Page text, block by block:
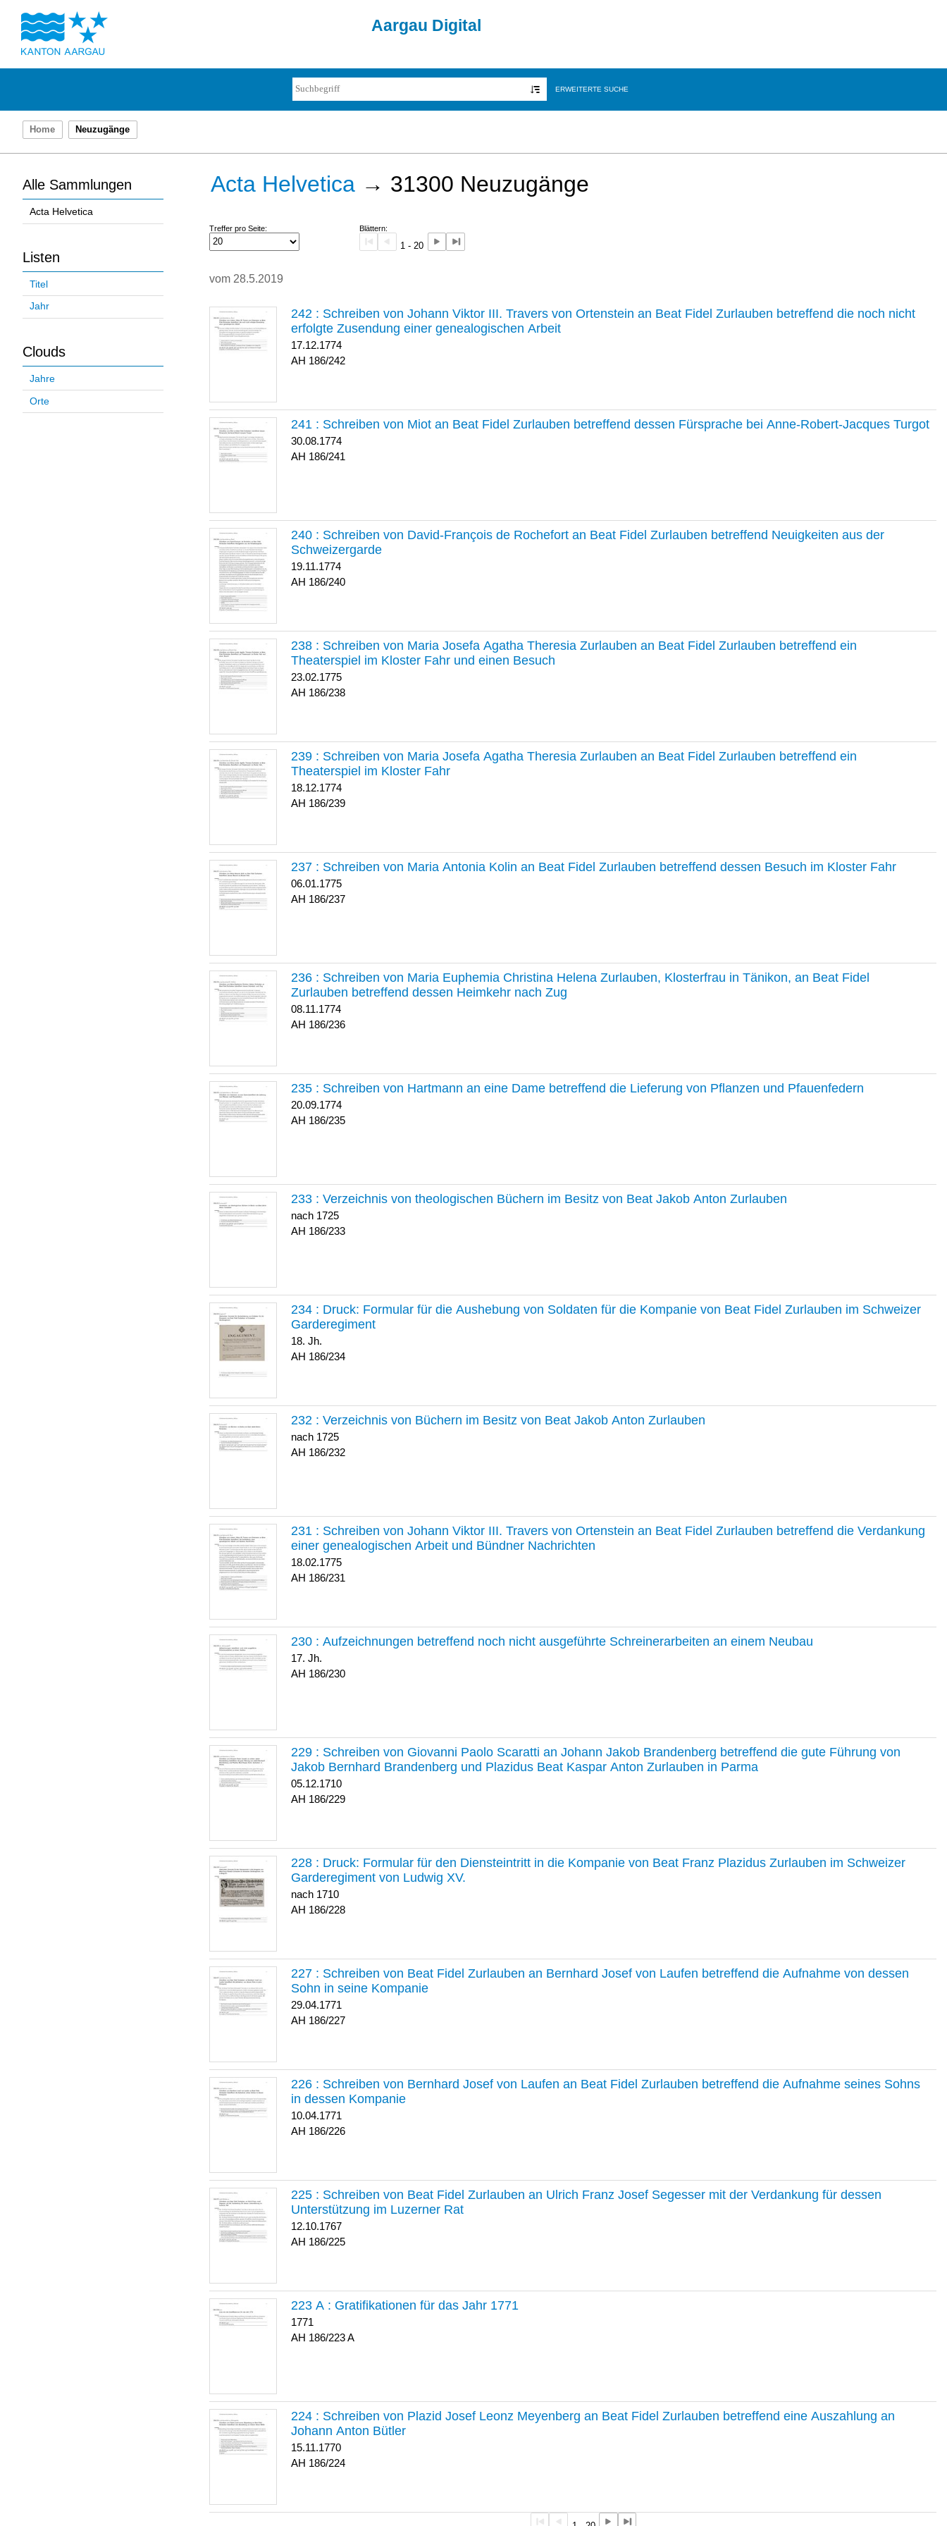
Aargau Digital
ERWEITERTE SUCHE
Home Neuzugänge
Alle Sammlungen
Acta Helvetica
Listen
Titel
Jahr
Clouds
Jahre
Orte
Acta Helvetica → 31300 Neuzugänge
Treffer pro Seite: Blättern:
1 - 20
vom 28.5.2019
242 : Schreiben von Johann Viktor III. Travers von Ortenstein an Beat Fidel Zurlauben betreffend die noch nicht
erfolgte Zusendung einer genealogischen Arbeit
17.12.1774
186/242
241 : Schreiben von Miot an Beat Fidel Zurlauben betreffend dessen Fürsprache bei Anne-Robert-Jacques Turgot
30.08.1774
186/241
240 : Schreiben von David-François de Rochefort an Beat Fidel Zurlauben betreffend Neuigkeiten aus der
Schweizergarde
19.11.1774
186/240
238 : Schreiben von Maria Josefa Agatha Theresia Zurlauben an Beat Fidel Zurlauben betreffend ein
Theaterspiel im Kloster Fahr und einen Besuch
23.02.1775
186/238
239 : Schreiben von Maria Josefa Agatha Theresia Zurlauben an Beat Fidel Zurlauben betreffend ein
Theaterspiel im Kloster Fahr
18.12.1774
186/239
237 : Schreiben von Maria Antonia Kolin an Beat Fidel Zurlauben betreffend dessen Besuch im Kloster Fahr
06.01.1775
186/237
236 : Schreiben von Maria Euphemia Christina Helena Zurlauben, Klosterfrau in Tänikon, an Beat Fidel
Zurlauben betreffend dessen Heimkehr nach Zug
08.11.1774
186/236
235 : Schreiben von Hartmann an eine Dame betreffend die Lieferung von Pflanzen und Pfauenfedern
20.09.1774
186/235
233 : Verzeichnis von theologischen Büchern im Besitz von Beat Jakob Anton Zurlauben
nach 1725
186/233
234 : Druck: Formular für die Aushebung von Soldaten für die Kompanie von Beat Fidel Zurlauben im Schweizer
Garderegiment
18. Jh.
186/234
232 : Verzeichnis von Büchern im Besitz von Beat Jakob Anton Zurlauben
nach 1725
186/232
231 : Schreiben von Johann Viktor III. Travers von Ortenstein an Beat Fidel Zurlauben betreffend die Verdankung
einer genealogischen Arbeit und Bündner Nachrichten
18.02.1775
186/231
230 : Aufzeichnungen betreffend noch nicht ausgeführte Schreinerarbeiten an einem Neubau
17. Jh.
186/230
229 : Schreiben von Giovanni Paolo Scaratti an Johann Jakob Brandenberg betreffend die gute Führung von
Jakob Bernhard Brandenberg und Plazidus Beat Kaspar Anton Zurlauben in Parma
05.12.1710
186/229
228 : Druck: Formular für den Diensteintritt in die Kompanie von Beat Franz Plazidus Zurlauben im Schweizer
Garderegiment von Ludwig XV.
nach 1710
186/228
227 : Schreiben von Beat Fidel Zurlauben an Bernhard Josef von Laufen betreffend die Aufnahme von dessen
Sohn in seine Kompanie
29.04.1771
186/227
226 : Schreiben von Bernhard Josef von Laufen an Beat Fidel Zurlauben betreffend die Aufnahme seines Sohns
in dessen Kompanie
10.04.1771
186/226
225 : Schreiben von Beat Fidel Zurlauben an Ulrich Franz Josef Segesser mit der Verdankung für dessen
Unterstützung im Luzerner Rat
12.10.1767
186/225
223 A : Gratifikationen für das Jahr 1771
1771
186/223 A
224 : Schreiben von Plazid Josef Leonz Meyenberg an Beat Fidel Zurlauben betreffend eine Auszahlung an
Johann Anton Bütler
15.11.1770
186/224